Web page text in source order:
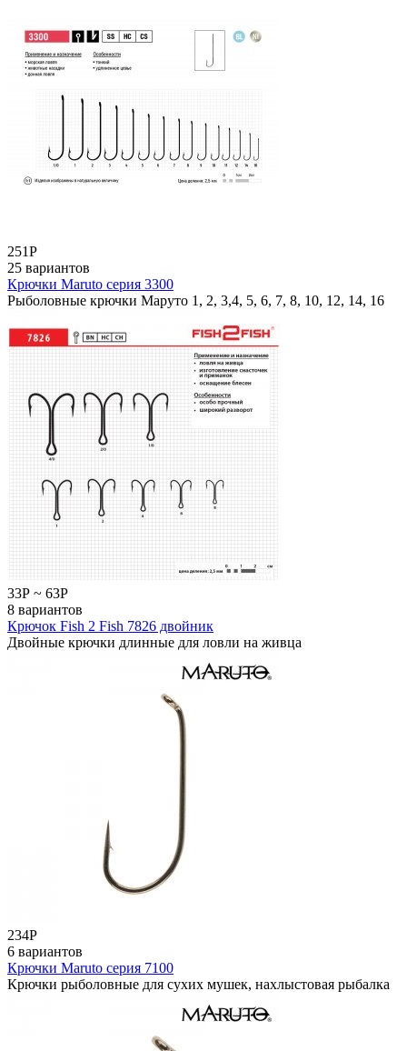
251Р
25 вариантов
Крючки Maruto серия 3300
Рыболовные крючки Маруто 1, 2, 3,4, 5, 6, 7, 8, 10, 12, 14, 16
33Р ~ 63Р
8 вариантов
Крючок Fish 2 Fish 7826 двойник
Двойные крючки длинные для ловли на живца
234Р
6 вариантов
Крючки Maruto серия 7100
Крючки рыболовные для сухих мушек, нахлыстовая рыбалка